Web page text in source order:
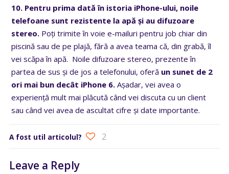
10. Pentru prima dată în istoria iPhone-ului, noile
telefoane sunt rezistente la apă și au difuzoare
stereo. Poți trimite în voie e-mailuri pentru job chiar din
piscină sau de pe plajă, fără a avea teama că, din grabă, îl
vei scăpa în apă. Noile difuzoare stereo, prezente în
partea de sus și de jos a telefonului, oferă un sunet de 2
ori mai bun decât iPhone 6. Așadar, vei avea o
experiență mult mai plăcută când vei discuta cu un client
sau când vei avea de ascultat cifre și date importante.
A fost util articolul? 2
Leave a Reply